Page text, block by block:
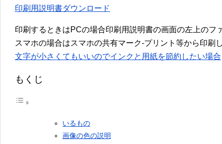
印刷用説明書ダウンロード
印刷するときはPCの場合印刷用説明書の画面の左上のフ
スマホの場合はスマホの共有マーク-プリント等から印刷
文字が小さくてもいいのでインクと用紙を節約したい場合
もくじ
いるもの
画像の色の説明